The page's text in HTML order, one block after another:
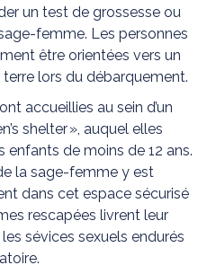
un test de grossesse ou
femme. Les personnes
être orientées vers un
lors du débarquement.
accueillies au sein d’un
shelter », auquel elles
enfants de moins de 12 ans.
la sage-femme y est
dans cet espace sécurisé
rescapées livrent leur
sévices sexuels endurés